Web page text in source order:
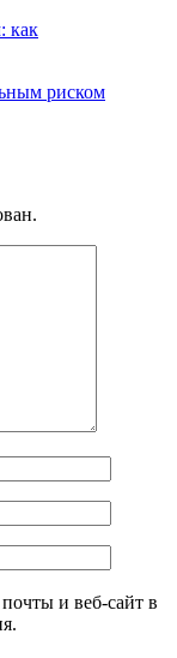
как
риском
и веб-сайт в